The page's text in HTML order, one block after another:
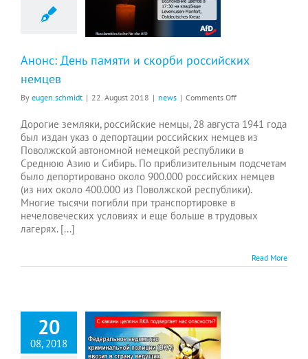
Анонс: День памяти и скорби российских
немцев
By eugen.schmidt | 22. August 2018 | news | Comments Offon
День
памяти
и
российских
немцев
Дорогие земляки, российские немцы, 28 августа 1941 года
был издан указ о депортации российских немцев из
Поволжской автономной немецкой республики в
Среднюю Азию и Сибирь. По приблизительным подсчетам
было депортировано около 900.000 российских немцев
(из них около 400.000 из Поволжской республики).
Многие тысячи погибли при транспортировке в
нечеловеческих условиях и еще больше в трудовых
лагерях. [...]
Read More
20
08, 2018